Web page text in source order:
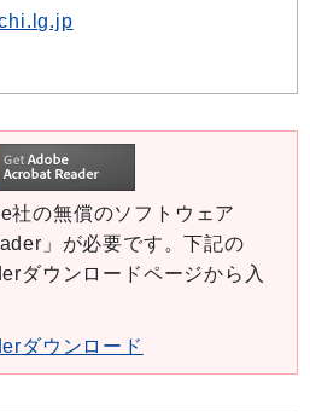
社の無償のソフトウェア
」が必要です。下記の
ダウンロードページから入
ダウンロード